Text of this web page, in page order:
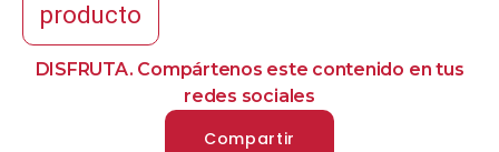
producto
DISFRUTA. Compártenos este contenido en tus
redes sociales
Compartir